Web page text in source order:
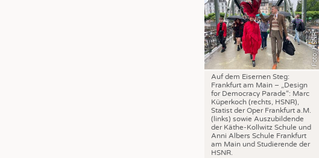
Foto: HSNR
Auf dem Eisernen Steg:
Frankfurt am Main – „Design
for Democracy Parade“: Marc
Küperkoch (rechts, HSNR),
Statist der Oper Frankfurt a.M.
(links) sowie Auszubildende
der Käthe-Kollwitz Schule und
Anni Albers Schule Frankfurt
am Main und Studierende der
HSNR.